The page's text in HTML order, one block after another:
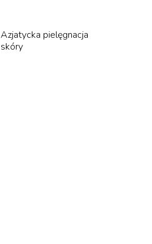
Azjatycka pielęgnacja
skóry